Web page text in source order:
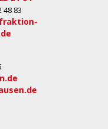
48 83